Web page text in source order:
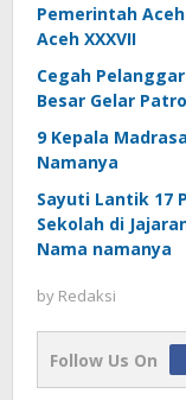
Pemerintah
Aceh XXXVII
Cegah
Besar Gelar
9 Kepala
Namanya
Sayuti Lantik 17
Sekolah di
Nama namanya
by Redaksi
Follow Us On